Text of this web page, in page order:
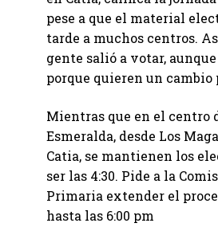
pese a que el material
tarde a muchos centros.
gente salió a votar,
porque quieren un cambio
Mientras que en el centro
Esmeralda, desde Los
Catia, se mantienen los
ser las 4:30. Pide a la
Primaria extender el
hasta las 6:00 pm